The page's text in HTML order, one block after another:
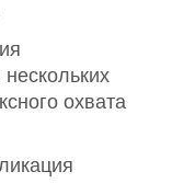
охвата